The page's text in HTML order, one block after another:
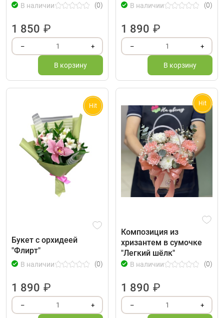
В наличии (0)
1 850 ₽
– 1 +
В корзину
В наличии (0)
1 890 ₽
– 1 +
В корзину
Hit
Букет с орхидеей
"Флирт"
В наличии (0)
1 890 ₽
– 1 +
Hit
Композиция из
хризантем в сумочке
"Легкий шёлк"
В наличии (0)
1 890 ₽
– 1 +